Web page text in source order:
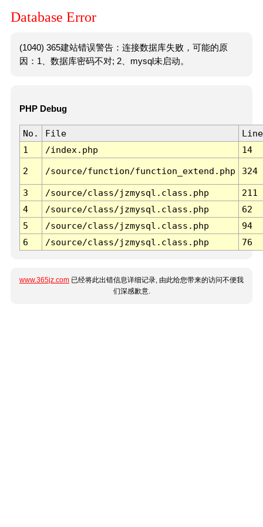
Database Error
(1040) 365建站错误警告：连接数据库失败，可能的原
因：1、数据库密码不对; 2、mysql未启动。
PHP Debug
No. File
Line
1
/index.php 14
2 /source/function/function_extend.php 324
3 /source/class/jzmysql.class.php
211
4
/source/class/jzmysql.class.php
62
5
/source/class/jzmysql.class.php
94
6
/source/class/jzmysql.class.php 76
www.365jz.com 已经将此出错信息详细记录, 由此给您带来的访问不便我
们深感歉意.